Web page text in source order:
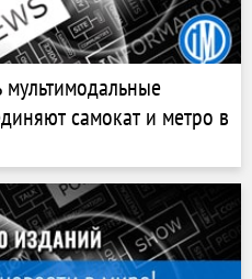
мультимодальные
самокат и метро в